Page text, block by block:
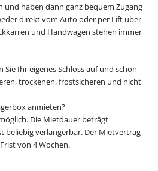
und haben dann ganz bequem Zugang
direkt vom Auto oder per Lift über
und Handwagen stehen immer
Sie Ihr eigenes Schloss auf und schon
trockenen, frostsicheren und nicht
anmieten?
Die Mietdauer beträgt
beliebig verlängerbar. Der Mietvertrag
von 4 Wochen.